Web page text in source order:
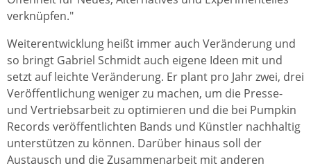
verknüpfen."
Weiterentwicklung heißt immer auch Veränderung und
so bringt Gabriel Schmidt auch eigene Ideen mit und
setzt auf leichte Veränderung. Er plant pro Jahr zwei, drei
Veröffentlichung weniger zu machen, um die Presse-
und Vertriebsarbeit zu optimieren und die bei Pumpkin
Records veröffentlichten Bands und Künstler nachhaltig
unterstützen zu können. Darüber hinaus soll der
Austausch und die Zusammenarbeit mit anderen